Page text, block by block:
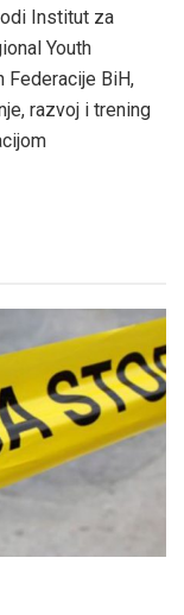
Institut za
Youth
Federacije BiH,
razvoj i trening